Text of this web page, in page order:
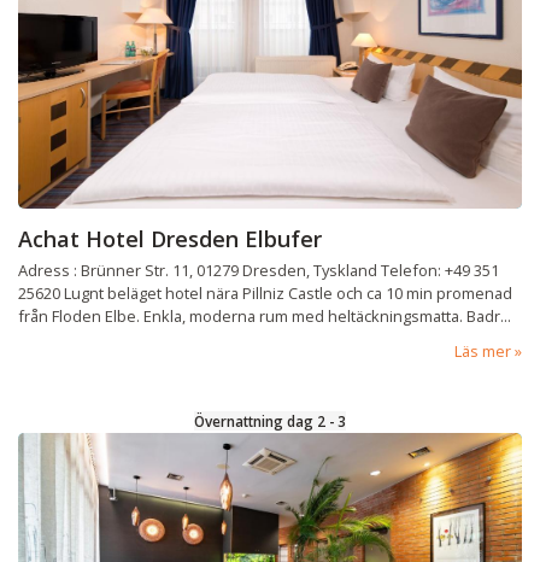
Achat Hotel Dresden Elbufer
Adress : Brünner Str. 11, 01279 Dresden, Tyskland Telefon: +49 351
25620 Lugnt beläget hotel nära Pillniz Castle och ca 10 min promenad
från Floden Elbe. Enkla, moderna rum med heltäckningsmatta. Badr...
Läs mer
Övernattning dag 2 - 3